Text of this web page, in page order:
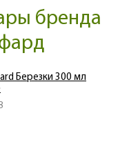
бренда
Березки 300 мл